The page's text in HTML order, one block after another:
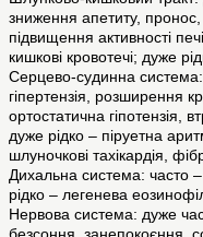
зниження апетиту,
підвищення активності
кишкові кровотечі; дуже
Серцево-судинна
гіпертензія, розширення
ортостатична гіпотензія,
дуже рідко – піруетна
шлуночкові тахікардія,
Дихальна система: часто
рідко – легенева
Нервова система: дуже